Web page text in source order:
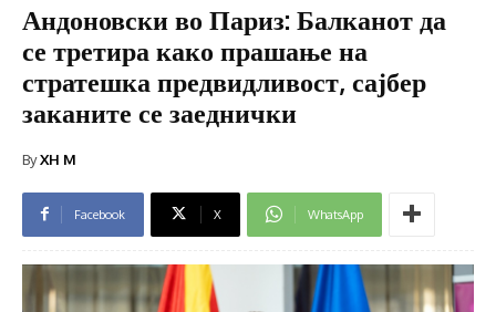
Андоновски во Париз: Балканот да
се третира како прашање на
стратешка предвидливост, сајбер
заканите се заеднички
ByXH M
Facebook X WhatsApp